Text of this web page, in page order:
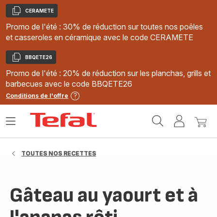
Copier
CERAMETE
Promo de l'été : 30% de réduction sur toutes nos poêles
et casseroles en céramique avec le code CERAMETE
Copier
BBQETE26
Promo de l'été : 20% de réduction sur les planchas, grills et
barbecues avec le code BBQETE26
Conditions de l'offre
MonMon
Ouvrir
TOUTES NOS RECETTES
Gâteau au yaourt et à